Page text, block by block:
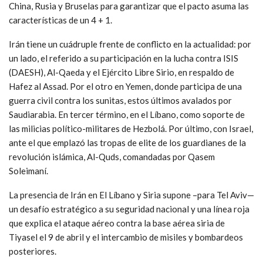
China, Rusia y Bruselas para garantizar que el pacto asuma las
características de un 4 + 1.
Irán tiene un cuádruple frente de conflicto en la actualidad: por
un lado, el referido a su participación en la lucha contra ISIS
(DAESH), Al-Qaeda y el Ejército Libre Sirio, en respaldo de
Hafez al Assad. Por el otro en Yemen, donde participa de una
guerra civil contra los sunitas, estos últimos avalados por
Saudiarabia. En tercer término, en el Líbano, como soporte de
las milicias político-militares de Hezbolá. Por último, con Israel,
ante el que emplazó las tropas de elite de los guardianes de la
revolución islámica, Al-Quds, comandadas por Qasem
Soleimaní.
La presencia de Irán en El Líbano y Siria supone –para Tel Aviv—
un desafío estratégico a su seguridad nacional y una línea roja
que explica el ataque aéreo contra la base aérea siria de
Tiyasel el 9 de abril y el intercambio de misiles y bombardeos
posteriores.